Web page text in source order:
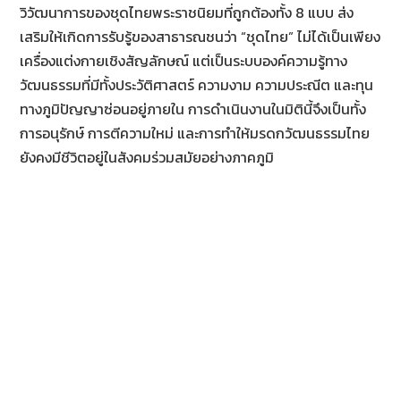
วิวัฒนาการของชุดไทยพระราชนิยมที่ถูกต้องทั้ง 8 แบบ ส่ง
เสริมให้เกิดการรับรู้ของสาธารณชนว่า “ชุดไทย” ไม่ได้เป็นเพียง
เครื่องแต่งกายเชิงสัญลักษณ์ แต่เป็นระบบองค์ความรู้ทาง
วัฒนธรรมที่มีทั้งประวัติศาสตร์ ความงาม ความประณีต และทุน
ทางภูมิปัญญาซ่อนอยู่ภายใน การดำเนินงานในมิตินี้จึงเป็นทั้ง
การอนุรักษ์ การตีความใหม่ และการทำให้มรดกวัฒนธรรมไทย
ยังคงมีชีวิตอยู่ในสังคมร่วมสมัยอย่างภาคภูมิ